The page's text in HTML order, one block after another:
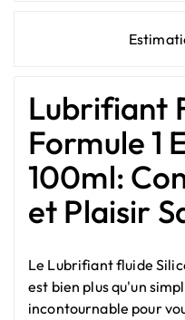
Lubrifiant
Formule 1
100ml:
et Plaisir
Le Lubrifiant fluide
est bien plus qu'un
incontournable pour